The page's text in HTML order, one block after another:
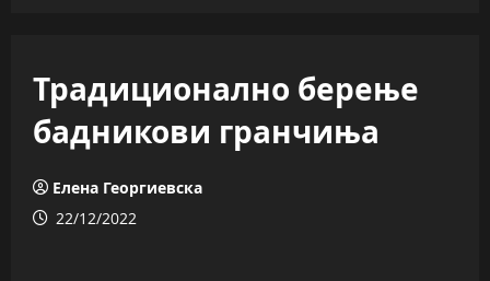
Традиционално берење
бадникови гранчиња
Елена Георгиевска
22/12/2022